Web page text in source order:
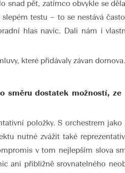
pět, zatímco obvykle se
testu – to se nestává
hlas navíc. Dali nám i
které přidávaly závan domova.
směru dostatek možností,
položky. S orchestrem jako
nutné zvážit také
v tom nejlepším slova
ani přibližně srovnatelného